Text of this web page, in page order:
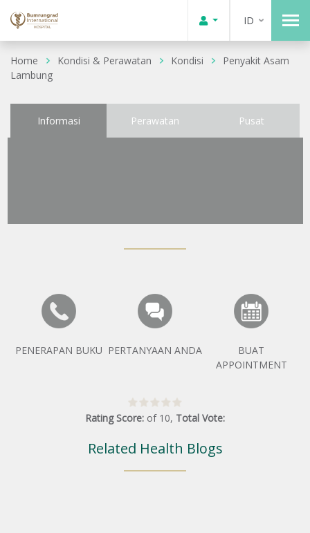
ID
Home Kondisi & Perawatan Kondisi
Penyakit Asam
Lambung
Informasi Perawatan Pusat
PENERAPAN BUKU PERTANYAAN ANDA
BUAT
APPOINTMENT
Rating Score: of 10, Total Vote:
Related Health Blogs